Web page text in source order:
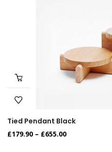
Tied Pendant Black
£179.90 – £655.00